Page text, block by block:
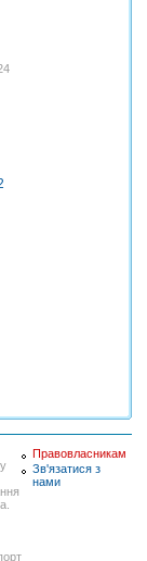
Правовласникам
Зв'язатися з
нами